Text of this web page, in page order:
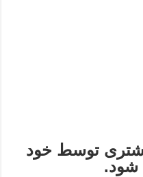
توسط خود
شود.